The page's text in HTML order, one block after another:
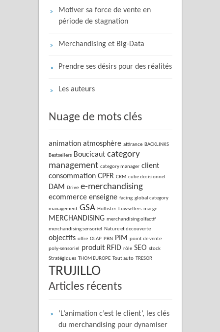
Motiver sa force de vente en
période de stagnation
Merchandising et Big-Data
Prendre ses désirs pour des réalités
Les auteurs
Nuage de mots clés
animation atmosphère attirance BACKLINKS
Bestsellers Boucicaut category
management category manager client
consommation CPFR CRM cube decisionnel
DAM Drive e-merchandising
ecommerce enseigne facing global category
management GSA Hollister Lowsellers marge
MERCHANDISING merchandising olfactif
merchandising sensoriel Nature et decouverte
objectifs offre OLAP PBN PIM point de vente
poly-sensoriel produit RFID rôle SEO stock
Stratégiques THOM EUROPE Tout auto TRESOR
TRUJILLO
Articles récents
‘L’animation c’est le client’, les clés
du merchandising pour dynamiser